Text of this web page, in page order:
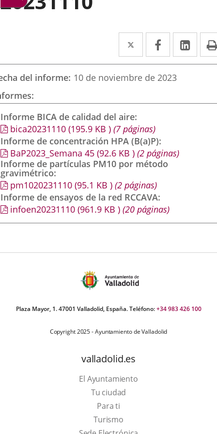
Twitter
Enlace
a
una
externa.
Facebook
Enlace
a
una
externa.
a
del informe 10 de noviembre de 2023
Informe BICA de calidad del aire
bica20231110 (195.9 KB ) (7 páginas)
Informe de concentración HPA (B(a)P)
BaP2023_Semana 45 (92.6 KB ) (2 páginas)
Informe de partículas PM10 por método
gravimétrico
pm1020231110 (95.1 KB ) (2 páginas)
Informe de ensayos de la red RCCAVA
infoen20231110 (961.9 KB ) (20 páginas)
Plaza Mayor, 1. 47001 Valladolid, España. Teléfono:+34 983 426 100
Copyright 2025 - Ayuntamiento de Valladolid
valladolid.es
El Ayuntamiento
Tu ciudad
Para ti
TurismoEste